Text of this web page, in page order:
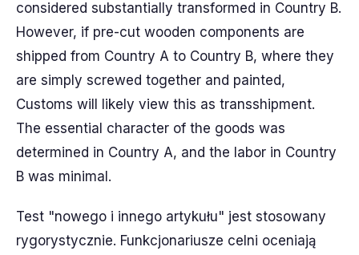
considered substantially transformed in Country B.
However, if pre-cut wooden components are
shipped from Country A to Country B, where they
are simply screwed together and painted,
Customs will likely view this as transshipment.
The essential character of the goods was
determined in Country A, and the labor in Country
B was minimal.
Test "nowego i innego artykułu" jest stosowany
rygorystycznie. Funkcjonariusze celni oceniają